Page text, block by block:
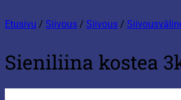
Etusivu / Siivous / Siivous /
Sieniliina kostea